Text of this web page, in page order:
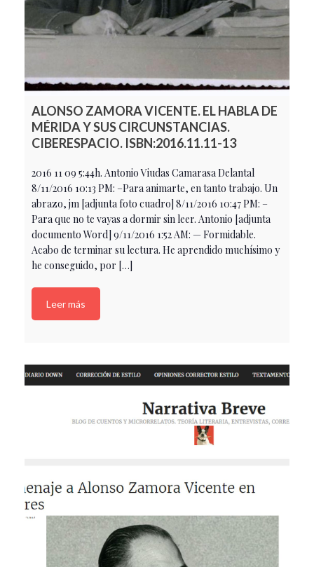
ALONSO ZAMORA VICENTE. EL HABLA DE
MÉRIDA Y SUS CIRCUNSTANCIAS.
CIBERESPACIO. ISBN:2016.11.11-13
2016 11 09 5:44h. Antonio Viudas Camarasa Delantal
8/11/2016 10:13 PM: –Para animarte, en tanto trabajo. Un
abrazo, jm [adjunta foto cuadro] 8/11/2016 10:47 PM: –
Para que no te vayas a dormir sin leer. Antonio [adjunta
documento Word] 9/11/2016 1:52 AM: — Formidable.
Acabo de terminar su lectura. He aprendido muchísimo y
he conseguido, por […]
Leer más